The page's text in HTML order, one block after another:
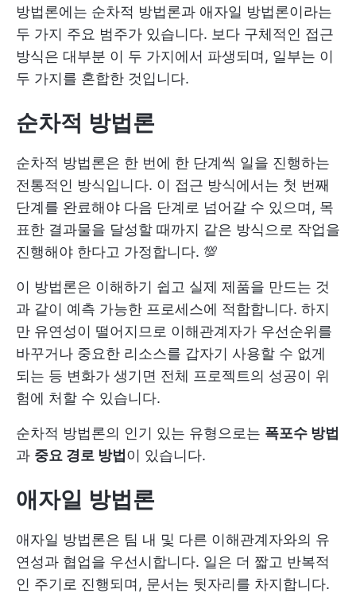
방법론에는 순차적 방법론과 애자일 방법론이라는
두 가지 주요 범주가 있습니다. 보다 구체적인 접근
방식은 대부분 이 두 가지에서 파생되며, 일부는 이
두 가지를 혼합한 것입니다.
순차적 방법론
순차적 방법론은 한 번에 한 단계씩 일을 진행하는
전통적인 방식입니다. 이 접근 방식에서는 첫 번째
단계를 완료해야 다음 단계로 넘어갈 수 있으며, 목
표한 결과물을 달성할 때까지 같은 방식으로 작업을
진행해야 한다고 가정합니다. 💯
이 방법론은 이해하기 쉽고 실제 제품을 만드는 것
과 같이 예측 가능한 프로세스에 적합합니다. 하지
만 유연성이 떨어지므로 이해관계자가 우선순위를
바꾸거나 중요한 리소스를 갑자기 사용할 수 없게
되는 등 변화가 생기면 전체 프로젝트의 성공이 위
험에 처할 수 있습니다.
순차적 방법론의 인기 있는 유형으로는 폭포수 방법
과 중요 경로 방법 이 있습니다.
애자일 방법론
애자일 방법론은 팀 내 및 다른 이해관계자와의 유
연성과 협업을 우선시합니다. 일은 더 짧고 반복적
인 주기로 진행되며, 문서는 뒷자리를 차지합니다.